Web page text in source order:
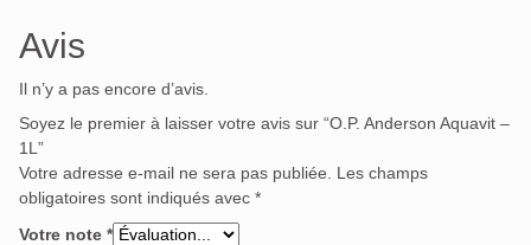
Avis
Il n’y a pas encore d’avis.
Soyez le premier à laisser votre avis sur “O.P. Anderson Aquavit –
1L”
Votre adresse e-mail ne sera pas publiée.
Les champs
obligatoires sont indiqués avec *
Votre note *